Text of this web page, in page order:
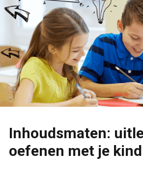
Inhoudsmaten:
oefenen met je kind